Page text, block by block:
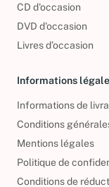
CD d'occasion
DVD d'occasion
Livres d’occasion
Informations
Informations de
Conditions
Mentions légales
Politique de
Conditions de